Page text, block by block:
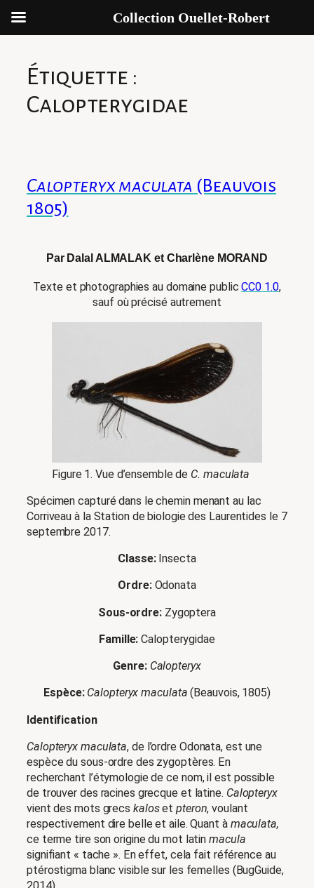
contenuÉtiquette :
Calopterygidae
Calopteryx maculata (Beauvois
1805)
Par Dalal ALMALAK et Charlène MORAND
Texte et photographies au domaine publicCC0 1.0,
sauf où précisé autrement
Figure 1. Vue d’ensemble de C. maculata
Spécimen capturé dans le chemin menant au lac
Corriveau à la Station de biologie des Laurentides le 7
septembre 2017.
Classe: Insecta
Ordre: Odonata
Sous-ordre: Zygoptera
Famille:Calopterygidae
Genre: Calopteryx
Espèce: Calopteryx maculata (Beauvois, 1805)
Identification
Calopteryx maculata, de l’ordre Odonata, est une
espèce du sous-ordre des zygoptères. En
recherchant l’étymologie de ce nom, il est possible
de trouver des racines grecque et latine. Calopteryx
vient des mots grecs kalosetpteron, voulant
respectivement dire belle et aile. Quant à maculata,
ce terme tire son origine du mot latinmacula
signifiant « tache ». En effet, cela fait référence au
ptérostigma blanc visible sur les femelles (BugGuide,
Collection Ouellet-Robert